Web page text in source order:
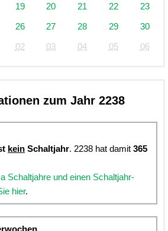
19 20 21 22
23
26 27 28 29
30
02 03 04 05 06
zum Jahr 2238
kein Schaltjahr. 2238 hat damit 365
Schaltjahre und einen Schaltjahr-
hier.